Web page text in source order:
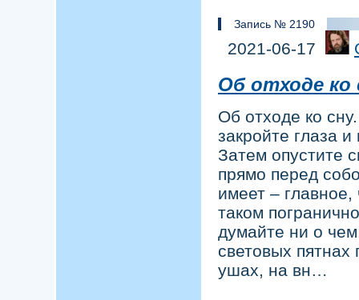
Запись № 2190
2021-06-17
Об отходе ко
Об отходе ко
закройте глаза
Затем опустите
прямо перед
имеет –
таком
думайте ни о
световых
ушах, на вн…